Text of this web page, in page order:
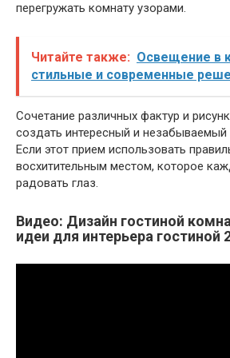
перегружать комнату узорами.
Читайте также: Освещение в
стильные и современные
Сочетание различных фактур и
создать интересный и незабываемый
Если этот прием использовать
восхитительным местом, которое
радовать глаз.
Видео: Дизайн гостиной
идеи для интерьера гостиной